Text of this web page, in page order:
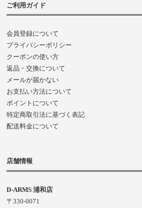
ご利用ガイド
会員登録について
プライバシーポリシー
クーポンの使い方
返品・交換について
メールが届かない
お支払い方法について
ポイントについて
特定商取引法に基づく表記
配送料金について
店舗情報
D-ARMS 浦和店
〒330-0071